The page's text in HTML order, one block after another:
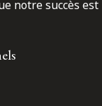
notre succès est